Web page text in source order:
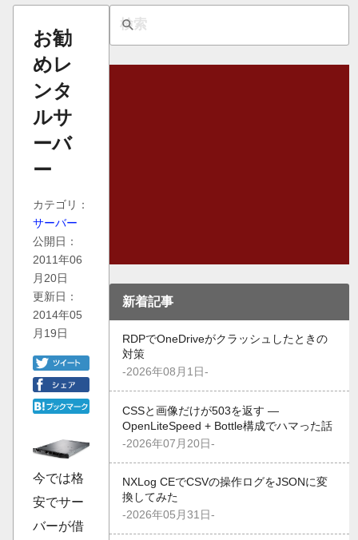
お勧
めレ
ンタ
ルサ
ーバ
ー
カテゴリ：
サーバー
公開日：
2011年06
月20日
更新日：
2014年05
月19日
今では格
安でサー
バーが借
新着記事
RDPでOneDriveがクラッシュしたときの
対策
-2026年08月1日-
CSSと画像だけが503を返す —
OpenLiteSpeed + Bottle構成でハマった話
-2026年07月20日-
NXLog CEでCSVの操作ログをJSONに変
換してみた
-2026年05月31日-